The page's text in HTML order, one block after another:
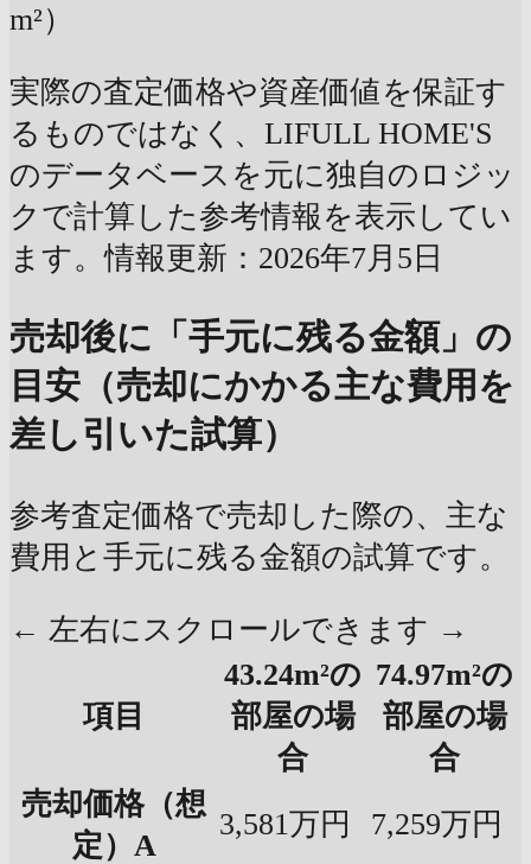
m²）
実際の査定価格や資産価値を保証す
るものではなく、LIFULL HOME'S
のデータベースを元に独自のロジッ
クで計算した参考情報を表示してい
ます。情報更新：2026年7月5日
売却後に「手元に残る金額」の
目安（売却にかかる主な費用を
差し引いた試算）
参考査定価格で売却した際の、主な
費用と手元に残る金額の試算です。
← 左右にスクロールできます →
項目
43.24m²の
部屋の場
合
74.97m²の
部屋の場
合
売却価格（想
定）A
3,581万円
7,259万円